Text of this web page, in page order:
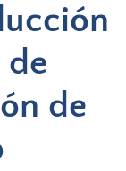
de
de